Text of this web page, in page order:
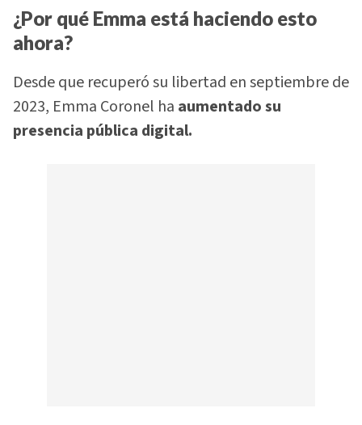
¿Por qué Emma está haciendo esto
ahora?
Desde que recuperó su libertad en septiembre de
2023, Emma Coronel ha aumentado su
presencia pública digital.